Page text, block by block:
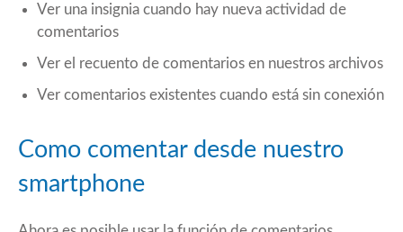
Ver una insignia cuando hay nueva actividad de
comentarios
Ver el recuento de comentarios en nuestros archivos
Ver comentarios existentes cuando está sin conexión
Como comentar desde nuestro
smartphone